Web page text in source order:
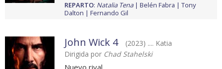
REPARTO: Natalia Tena Belén Fabra
Tony
Dalton
Fernando Gil
John Wick 4
(2023) .... Katia
Dirigida por Chad Stahelski